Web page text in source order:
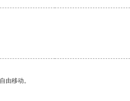
由移动。